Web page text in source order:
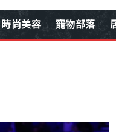
時尚美容 寵物部落